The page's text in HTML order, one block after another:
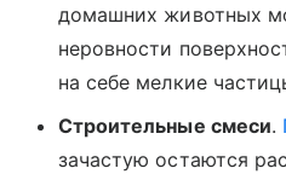
домашних животных
неровности
на себе мелкие
Строительные смеси.
зачастую остаются